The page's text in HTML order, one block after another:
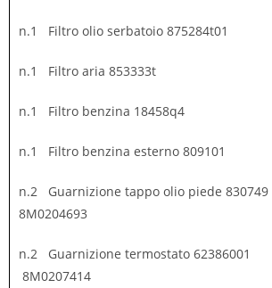
n.1 Filtro olio serbatoio 875284t01
n.1 Filtro aria 853333t
n.1 Filtro benzina 18458q4
n.1 Filtro benzina esterno 809101
n.2 Guarnizione tappo olio
8M0204693
n.2 Guarnizione termostato
8M0207414